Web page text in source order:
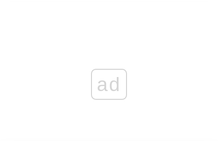
ad